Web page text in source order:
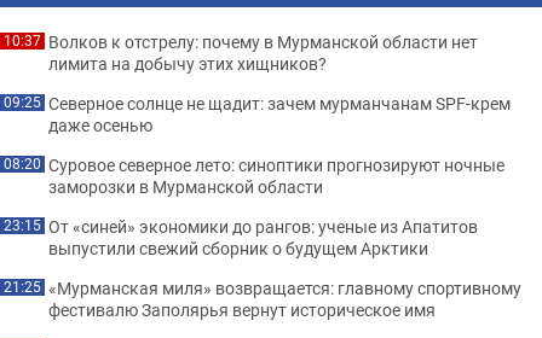
10:37 Волков к отстрелу: почему в Мурманской области нет
лимита на добычу этих хищников?
09:25 Северное солнце не щадит: зачем мурманчанам SPF-крем
даже осенью
08:20 Суровое северное лето: синоптики прогнозируют ночные
заморозки в Мурманской области
23:15 От «синей» экономики до рангов: ученые из Апатитов
выпустили свежий сборник о будущем Арктики
21:25 «Мурманская миля» возвращается: главному спортивному
фестивалю Заполярья вернут историческое имя